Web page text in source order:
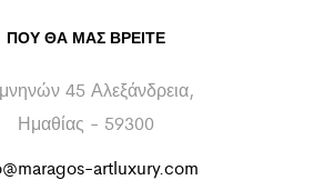
ΠΟΥ ΘΑ ΜΑΣ ΒΡΕΊΤΕ
45 Αλεξάνδρεια,
Ημαθίας - 59300
artluxury.com